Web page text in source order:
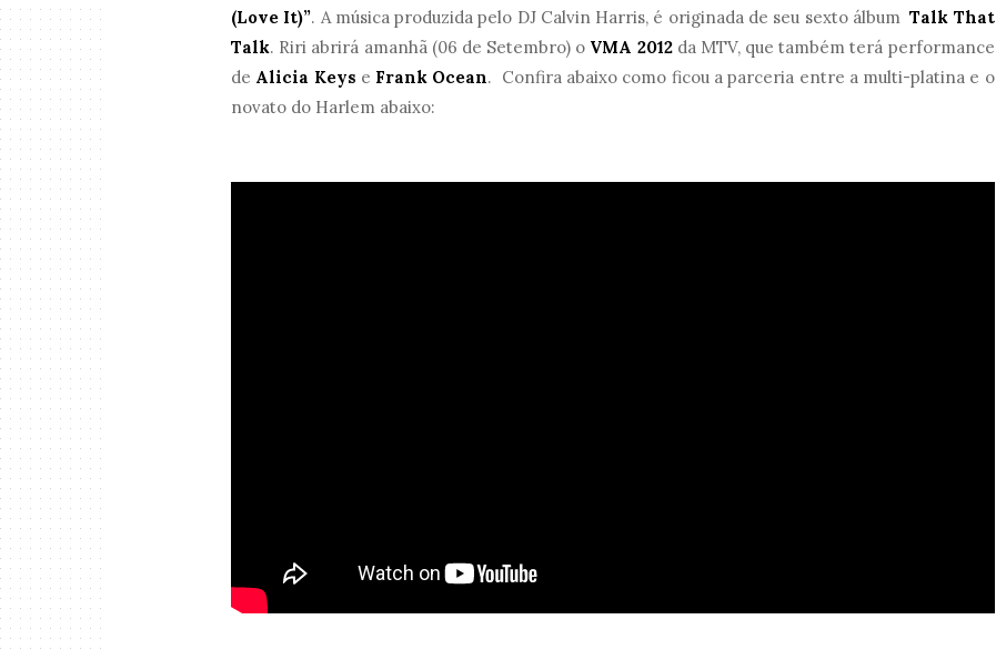
(Love It)”. A música produzida pelo DJ Calvin Harris, é originada de seu sexto álbumTalk That
Talk. Riri abrirá amanhã (06 de Setembro) o VMA 2012 da MTV, que também terá performance
de Alicia Keys e Frank Ocean. Confira abaixo como ficou a parceria entre a multi-platina e o
novato do Harlem abaixo: